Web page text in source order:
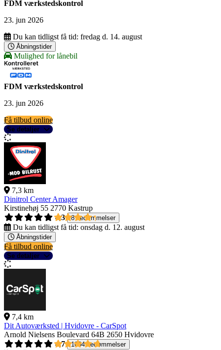
FDM værkstedskontrol
23. jun 2026
Du kan tidligst få tid: fredag d. 14. august
Åbningstider
Mulighed for lånebil
FDM værkstedskontrol
23. jun 2026
Få tilbud online
Se detaljer
7,3 km
Dinitrol Center Amager
Kirstinehøj 55 2770 Kastrup
4,3
8 bedømmelser
Du kan tidligst få tid: onsdag d. 12. august
Åbningstider
Få tilbud online
Se detaljer
7,4 km
Dit Autoværksted | Hvidovre - CarSpot
Arnold Nielsens Boulevard 64B 2650 Hvidovre
4,7
1004 bedømmelser